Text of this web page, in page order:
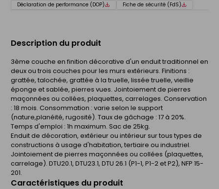
Déclaration de performance (DOP)
Fiche de sécurité (FdS)
Description du produit
3ème couche en finition décorative d'un enduit traditionnel en
deux ou trois couches pour les murs extérieurs. Finitions :
grattée, talochée, grattée à la truelle, lissée truelle, vieillie
éponge et sablée, pierres vues. Jointoiement de pierres
maçonnées ou collées, plaquettes, carrelages. Conservation
: 18 mois. Consommation : varie selon le support
(nature,planéité, rugosité). Taux de gâchage : 17 à 20%.
Temps d'emploi : 1h maximum. Sac de 25kg.
Enduit de décoration, extérieur ou intérieur sur tous types de
constructions à usage d'habitation, tertiaire ou industriel.
Jointoiement de pierres maçonnées ou collées (plaquettes,
carrelage). DTU20.1, DTU23.1, DTU 26.1 (P1-1, P1-2 et P2), NFP 15-
201.
Caractéristiques du produit